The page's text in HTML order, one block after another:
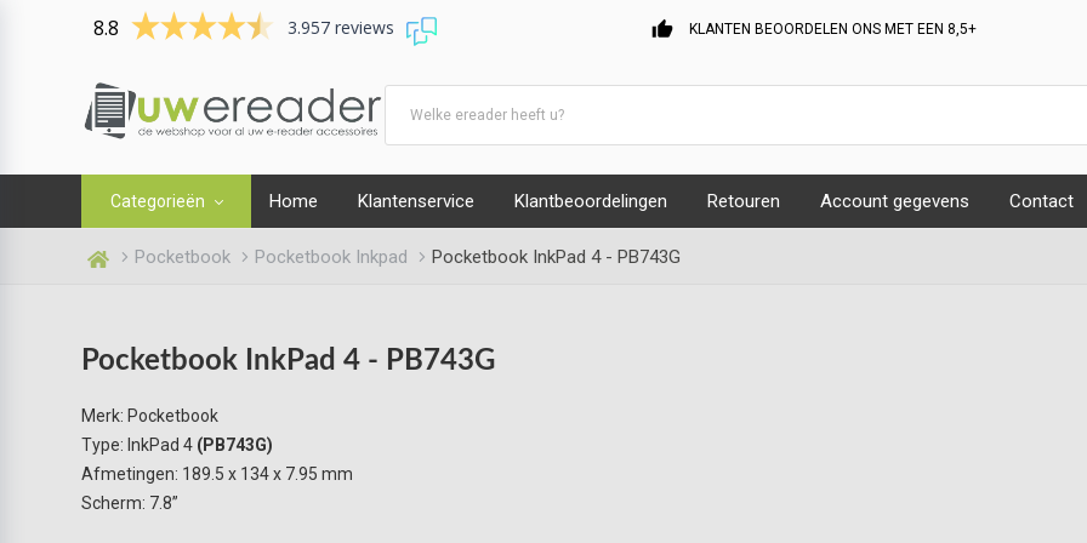
8.8 3.957 reviews
DE EERSTVOLGENDE WERKDAG VERZONDEN thumb_up KLANTEN BEOORDELEN ONS MET EEN 8,5+
Categorieën Home Klantenservice Klantbeoordelingen Retouren Account gegevens Contact
Pocketbook Pocketbook Inkpad Pocketbook InkPad 4 - PB743G
Pocketbook InkPad 4 - PB743G
Merk: Pocketbook
Type: InkPad 4 (PB743G)
Afmetingen: 189.5 x 134 x 7.95 mm
Scherm: 7.8”